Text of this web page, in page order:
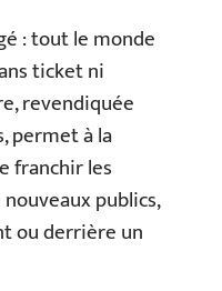
: tout le monde
ticket ni
revendiquée
permet à la
franchir les
publics,
ou derrière un